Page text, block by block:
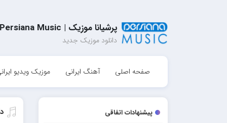
پرشیانا موزیک | Persiana Music
دانلود موزیک جدید
صفحه اصلی آهنگ ایرانی موزیک ویدیو
پیشنهادات اتفاقی